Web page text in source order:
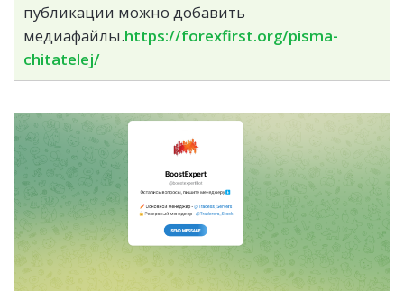
публикации можно добавить
медиафайлы.https://forexfirst.org/pisma-
chitatelej/